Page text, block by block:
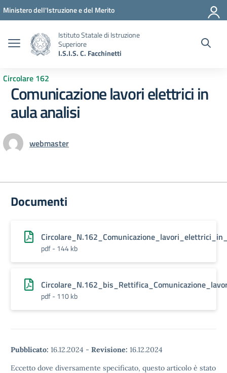
Vai ai contenuti
Vai al menu di navigazione
Vai al footer
Ministero dell'Istruzione e del Merito
Istituto Statale di Istruzione
Superiore
I.S.I.S. C. Facchinetti
Circolare 162
Comunicazione lavori elettrici in
aula analisi
webmaster
Documenti
pdf - 144 kb
pdf - 110 kb
Pubblicato: 16.12.2024 - Revisione: 16.12.2024
Eccetto dove diversamente specificato, questo articolo è stato